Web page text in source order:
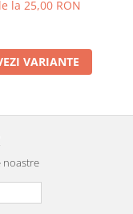
la 25,00 RON
VARIANTE
noastre